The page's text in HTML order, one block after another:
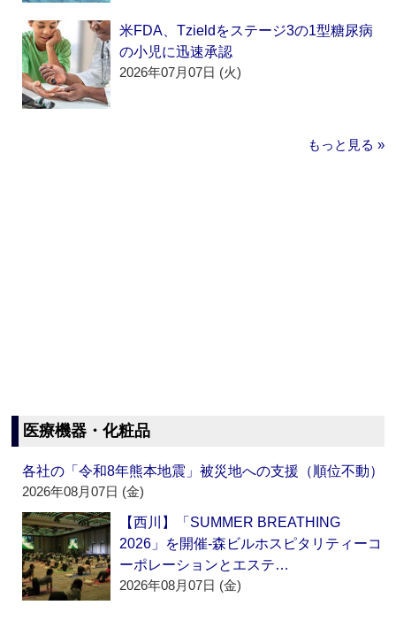
米FDA、Tzieldをステージ3の1型糖尿病
の小児に迅速承認
2026年07月07日 (火)
もっと見る »
医療機器・化粧品
各社の「令和8年熊本地震」被災地への支援（順位不動）
2026年08月07日 (金)
【西川】「SUMMER BREATHING
2026」を開催‐森ビルホスピタリティーコ
ーポレーションとエステ…
2026年08月07日 (金)